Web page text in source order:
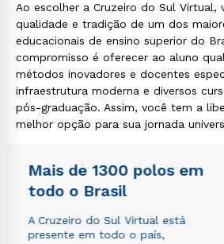
Ao escolher a Cruzeiro do Sul Virtual,
qualidade e tradição de um dos
educacionais de ensino superior do
compromisso é oferecer ao aluno
métodos inovadores e docentes
infraestrutura moderna e diversos
pós-graduação. Assim, você tem a
melhor opção para sua jornada
Mais de 1300 polos em
todo o Brasil
A Cruzeiro do Sul Virtual está
presente em todo o país,